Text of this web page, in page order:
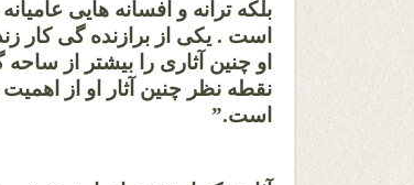
بلکه ترانه و افسانه هایی
است . یکی از برازنده گی کار
او چنین آثاری را بیشتر از ساحه
نقطه نظر چنین آثار او از
است.”